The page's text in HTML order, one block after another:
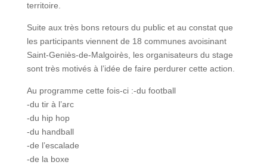
territoire.
Suite aux très bons retours du public et au constat que
les participants viennent de 18 communes avoisinant
Saint-Geniès-de-Malgoirès, les organisateurs du stage
sont très motivés à l’idée de faire perdurer cette action.
Au programme cette fois-ci :-du football
-du tir à l’arc
-du hip hop
-du handball
-de l’escalade
-de la boxe